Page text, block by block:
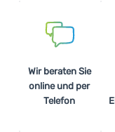
Wir beraten Sie
online und per
Telefon